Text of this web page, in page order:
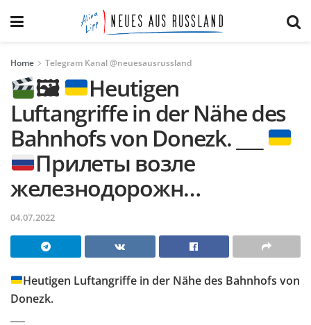
Home Telegram Kanal @neuesausrussland
🖼
Heutigen
Luftangriffe in der Nähe des
Bahnhofs von Donezk. ___
Прилеты возле
железнодорожн…
04.07.2022
Heutigen Luftangriffe in der Nähe des Bahnhofs von
Donezk.